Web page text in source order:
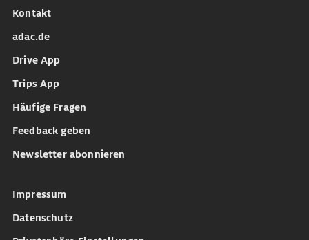
Kontakt
adac.de
Drive App
Trips App
Häufige Fragen
Feedback geben
Newsletter abonnieren
Impressum
Datenschutz